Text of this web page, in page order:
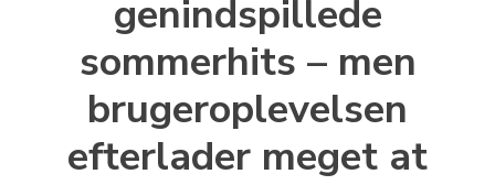
genindspillede
sommerhits – men
brugeroplevelsen
efterlader meget at